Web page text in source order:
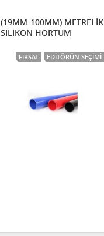
(19MM-100MM) METRELİK
SİLİKON HORTUM
FIRSAT EDITÖRÜN SEÇIMI